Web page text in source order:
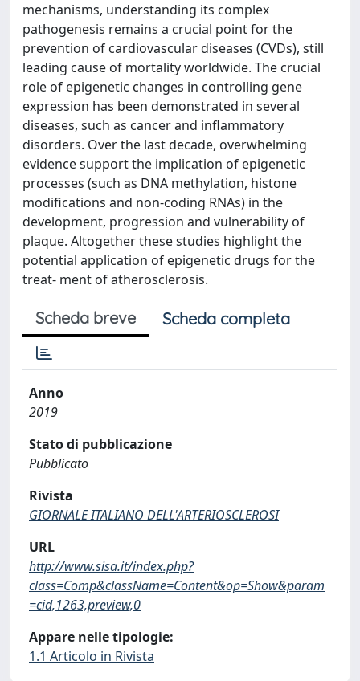
mechanisms, understanding its complex
pathogenesis remains a crucial point for the
prevention of cardiovascular diseases (CVDs), still
leading cause of mortality worldwide. The crucial
role of epigenetic changes in controlling gene
expression has been demonstrated in several
diseases, such as cancer and inflammatory
disorders. Over the last decade, overwhelming
evidence support the implication of epigenetic
processes (such as DNA methylation, histone
modifications and non-coding RNAs) in the
development, progression and vulnerability of
plaque. Altogether these studies highlight the
potential application of epigenetic drugs for the
treat- ment of atherosclerosis.
Scheda breve Scheda completa
Anno
2019
Stato di pubblicazione
Pubblicato
Rivista
GIORNALE ITALIANO DELL'ARTERIOSCLEROSI
URL
http://www.sisa.it/index.php?
class=Comp&className=Content&op=Show&param
=cid,1263,preview,0
Appare nelle tipologie:
1.1 Articolo in Rivista